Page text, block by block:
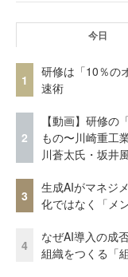
今日
1
研修は「10％の
速術
2
【動画】研修の
もの〜川崎重工
川蒼太氏・坂井
3
生成AIがマネジ
化ではなく「メ
4
なぜAI導入の成
組織をつくる「